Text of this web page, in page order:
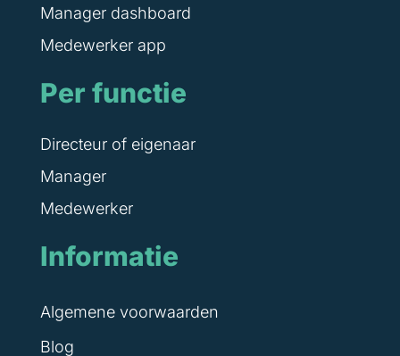
Manager dashboard
Medewerker app
Per functie
Directeur of eigenaar
Manager
Medewerker
Informatie
Algemene voorwaarden
Blog